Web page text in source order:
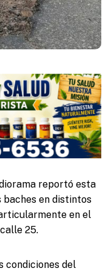
reportó esta
baches en distintos
en el
25.
condiciones del